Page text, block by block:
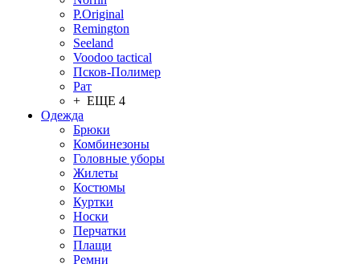
P.Original
Remington
Seeland
Voodoo tactical
Псков-Полимер
Рат
+ ЕЩЕ 4
Одежда
Брюки
Комбинезоны
Головные уборы
Жилеты
Костюмы
Куртки
Носки
Перчатки
Плащи
Ремни